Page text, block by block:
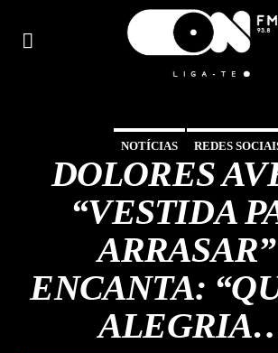
ON FM
LIGA-TE
NOTÍCIAS REDES
DOLORES
“VESTIDA
ENCANTA: